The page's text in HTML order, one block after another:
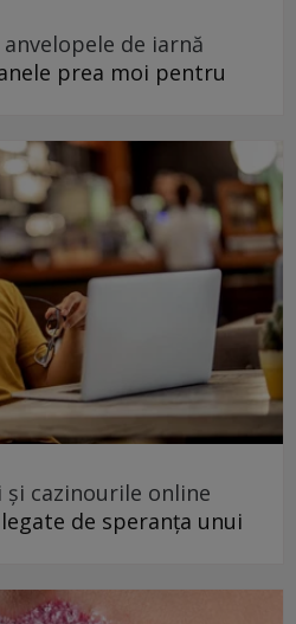
de iarnă
prea moi pentru
și cazinourile online
de speranța unui